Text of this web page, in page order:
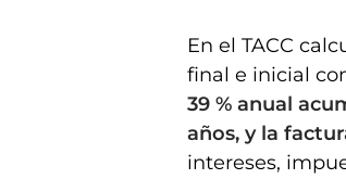
En el TACC
final e inicial
39 % anual
años, y la
intereses,